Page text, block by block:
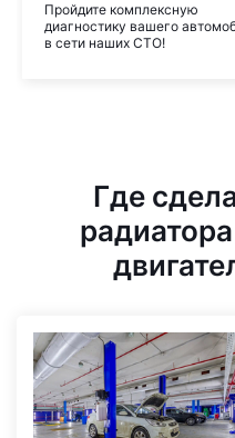
Пройдите комплексную
диагностику вашего
в сети наших СТО!
Где